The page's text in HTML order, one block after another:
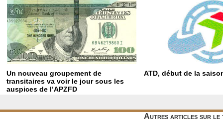
Un nouveau groupement de
transitaires va voir le jour sous les
auspices de l’APZFD
ATD, début de la
Autres articles sur le